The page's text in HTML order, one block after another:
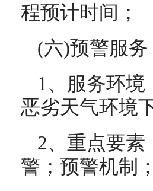
程预计时间；
(六)预警服务
1、服务环
恶劣天气环境
2、重点要素
警；预警机制；